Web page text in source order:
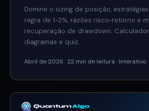
Domine o sizing de posição,
regra de 1-2%, razões risco-retorno e
recuperação de drawdown.
diagramas e quiz.
Abril de 2026 · 22 min de leitura · Interativo